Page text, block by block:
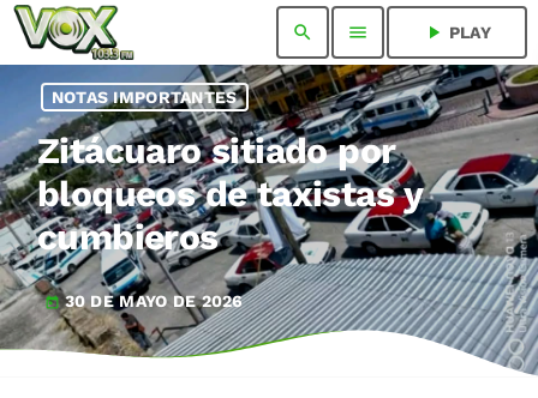
search menu play_arrow PLAY
NOTAS IMPORTANTES
Zitácuaro sitiado por
bloqueos de taxistas y
cumbieros
today 30 DE MAYO DE 2026